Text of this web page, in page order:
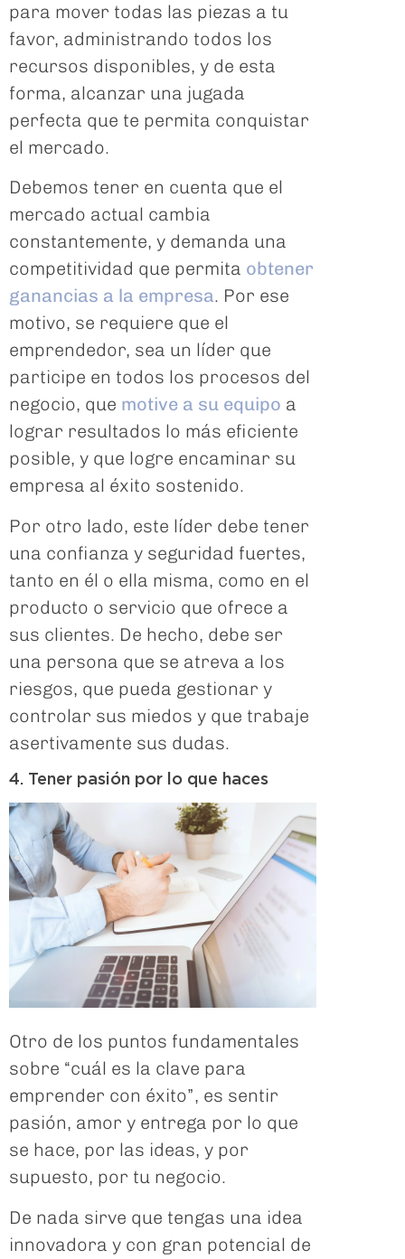
para mover todas las piezas a tu
favor, administrando todos los
recursos disponibles, y de esta
forma, alcanzar una jugada
perfecta que te permita conquistar
el mercado.
Debemos tener en cuenta que el
mercado actual cambia
constantemente, y demanda una
competitividad que permita obtener
ganancias a la empresa. Por ese
motivo, se requiere que el
emprendedor, sea un líder que
participe en todos los procesos del
negocio, que motive a su equipo a
lograr resultados lo más eficiente
posible, y que logre encaminar su
empresa al éxito sostenido.
Por otro lado, este líder debe tener
una confianza y seguridad fuertes,
tanto en él o ella misma, como en el
producto o servicio que ofrece a
sus clientes. De hecho, debe ser
una persona que se atreva a los
riesgos, que pueda gestionar y
controlar sus miedos y que trabaje
asertivamente sus dudas.
4. Tener pasión por lo que haces
Otro de los puntos fundamentales
sobre “cuál es la clave para
emprender con éxito”, es sentir
pasión, amor y entrega por lo que
se hace, por las ideas, y por
supuesto, por tu negocio.
De nada sirve que tengas una idea
innovadora y con gran potencial de